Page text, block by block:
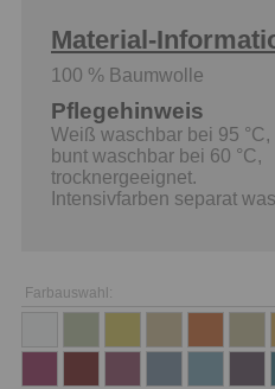
Material-
100 % Baumwolle
Pflegehinweis
Weiß waschbar bei 95 °C,
bunt waschbar bei 60 °C,
trocknergeeignet.
Intensivfarben separat
Farbauswahl: